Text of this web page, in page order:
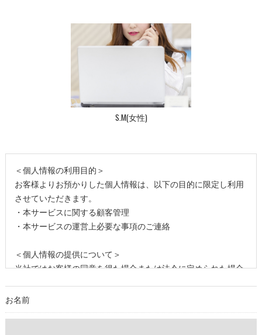
S.M(女性)
＜個人情報の利用目的＞
お客様よりお預かりした個人情報は、以下の目的に限定し利用
させていただきます。
・本サービスに関する顧客管理
・本サービスの運営上必要な事項のご連絡
＜個人情報の提供について＞
当社ではお客様の同意を得た場合または法令に定められた場合
取得した個人情報を第三者に提供することはいたしません。
お名前